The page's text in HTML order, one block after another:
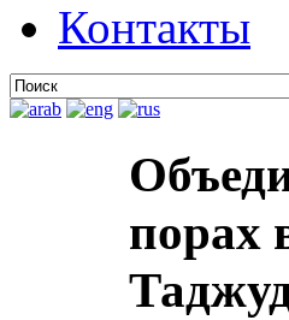
Контакты
порах